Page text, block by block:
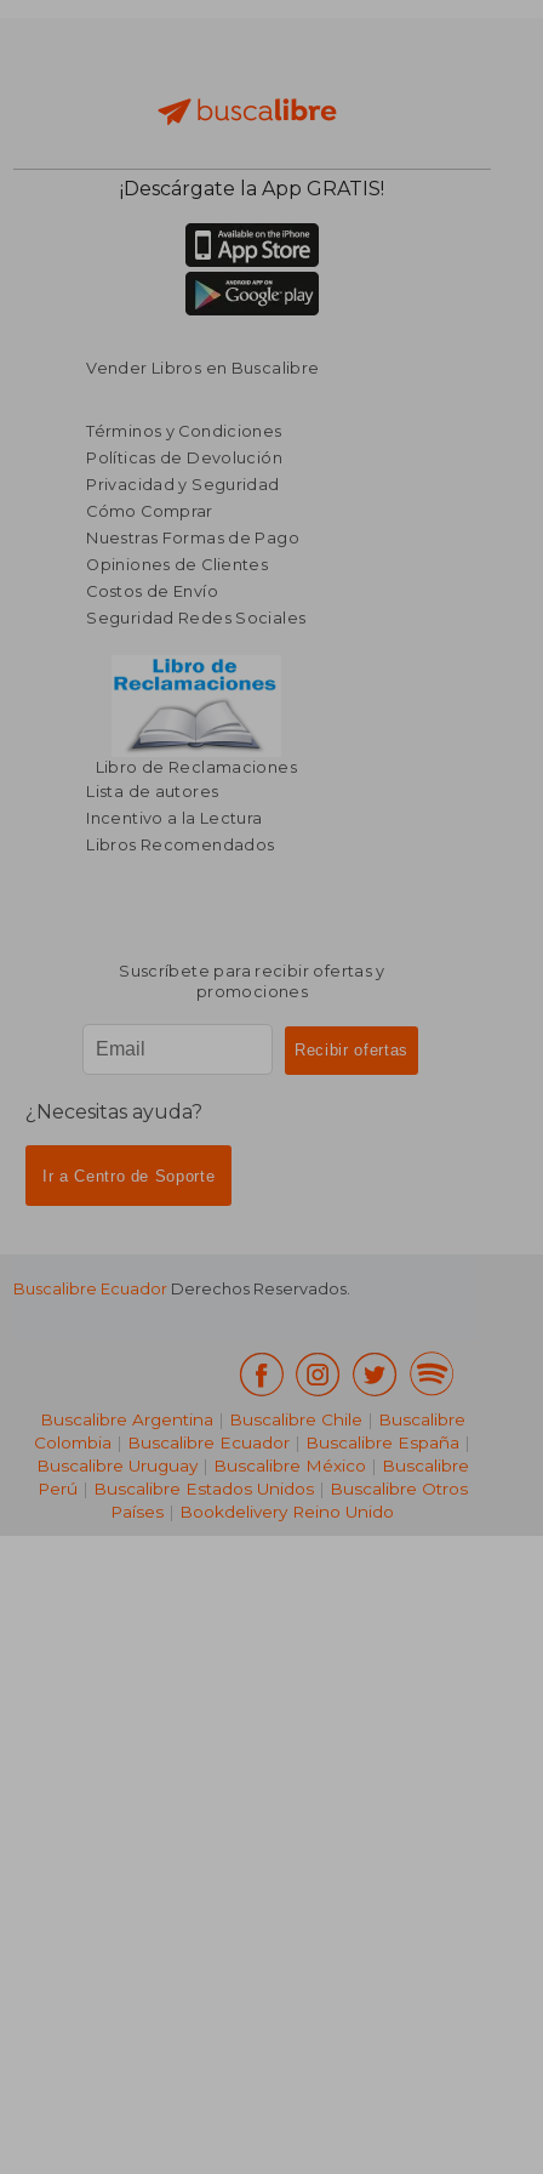
$ 53.23 45%
¡Descárgate la App GRATIS!
Vender Libros en Buscalibre
Términos y Condiciones
Políticas de Devolución
Privacidad y Seguridad
Cómo Comprar
Nuestras Formas de Pago
Opiniones de Clientes
Costos de Envío
Seguridad Redes Sociales
Libro de Reclamaciones
Lista de autores
Incentivo a la Lectura
Libros Recomendados
Suscríbete para recibir ofertas y
promociones
¿Necesitas ayuda?
Ir a Centro de Soporte
Buscalibre Ecuador Derechos Reservados.
Buscalibre Argentina | Buscalibre Chile | Buscalibre
Colombia | Buscalibre Ecuador | Buscalibre España |
Buscalibre Uruguay| Buscalibre México | Buscalibre
Perú | Buscalibre Estados Unidos| Buscalibre Otros
Países | Bookdelivery Reino Unido